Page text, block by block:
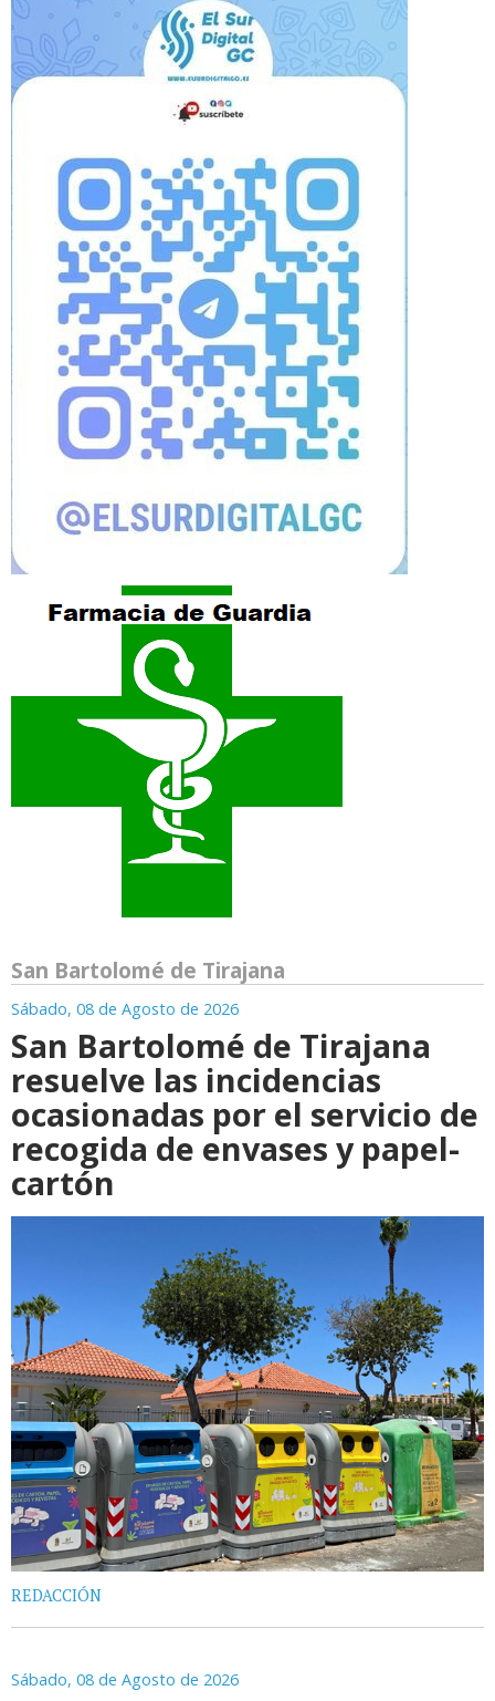
San Bartolomé de Tirajana
Sábado, 08 de Agosto de 2026
San Bartolomé de Tirajana
resuelve las incidencias
ocasionadas por el servicio de
recogida de envases y papel-
cartón
REDACCIÓN
Sábado, 08 de Agosto de 2026